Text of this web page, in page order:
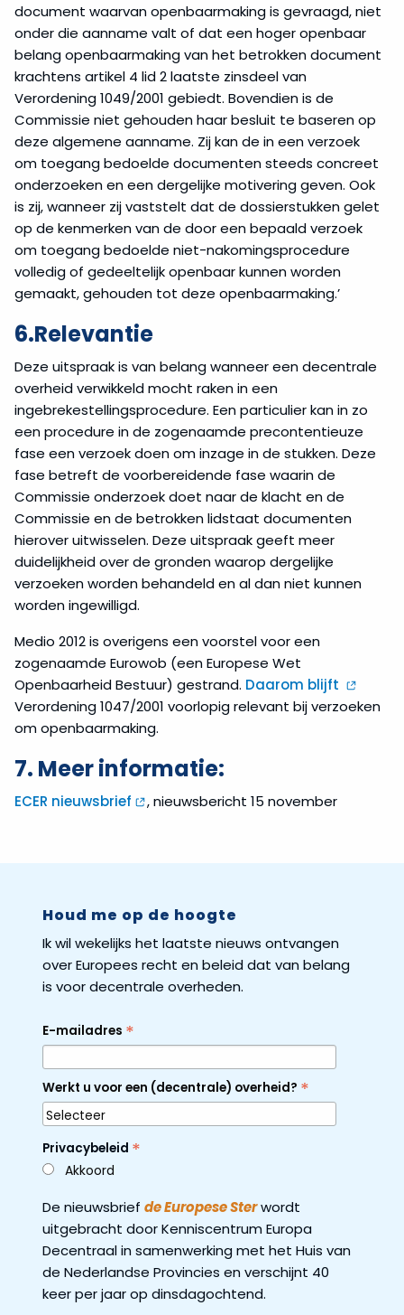
document waarvan openbaarmaking is gevraagd, niet
onder die aanname valt of dat een hoger openbaar
belang openbaarmaking van het betrokken document
krachtens artikel 4 lid 2 laatste zinsdeel van
Verordening 1049/2001 gebiedt. Bovendien is de
Commissie niet gehouden haar besluit te baseren op
deze algemene aanname. Zij kan de in een verzoek
om toegang bedoelde documenten steeds concreet
onderzoeken en een dergelijke motivering geven. Ook
is zij, wanneer zij vaststelt dat de dossierstukken gelet
op de kenmerken van de door een bepaald verzoek
om toegang bedoelde niet-nakomingsprocedure
volledig of gedeeltelijk openbaar kunnen worden
gemaakt, gehouden tot deze openbaarmaking.’
6.Relevantie
Deze uitspraak is van belang wanneer een decentrale
overheid verwikkeld mocht raken in een
ingebrekestellingsprocedure. Een particulier kan in zo
een procedure in de zogenaamde precontentieuze
fase een verzoek doen om inzage in de stukken. Deze
fase betreft de voorbereidende fase waarin de
Commissie onderzoek doet naar de klacht en de
Commissie en de betrokken lidstaat documenten
hierover uitwisselen. Deze uitspraak geeft meer
duidelijkheid over de gronden waarop dergelijke
verzoeken worden behandeld en al dan niet kunnen
worden ingewilligd.
Medio 2012 is overigens een voorstel voor een
zogenaamde Eurowob (een Europese Wet
Openbaarheid Bestuur) gestrand. Daarom blijft
Verordening 1047/2001 voorlopig relevant bij verzoeken
om openbaarmaking.
7. Meer informatie:
ECER nieuwsbrief , nieuwsbericht 15 november
Houd me op de hoogte
Ik wil wekelijks het laatste nieuws ontvangen
over Europees recht en beleid dat van belang
is voor decentrale overheden.
E-mailadres *
Werkt u voor een (decentrale) overheid? *
Privacybeleid *
Akkoord
De nieuwsbrief de Europese Sterwordt
uitgebracht door Kenniscentrum Europa
Decentraal in samenwerking met het Huis van
de Nederlandse Provincies en verschijnt 40
keer per jaar op dinsdagochtend.